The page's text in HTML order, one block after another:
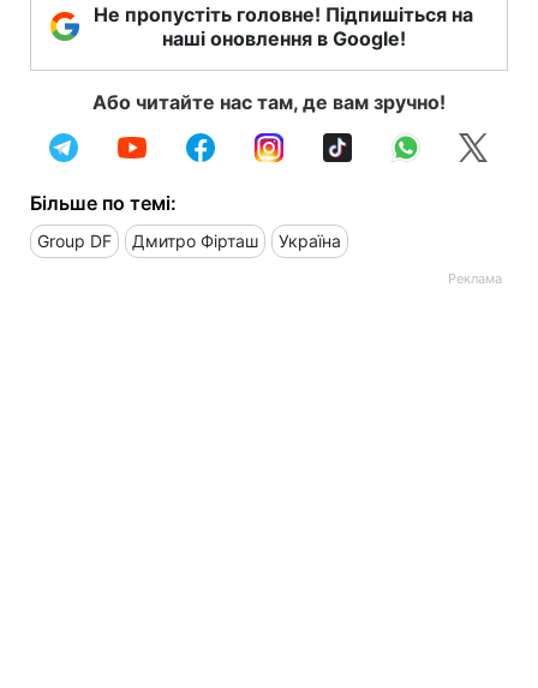
Не пропустіть головне! Підпишіться на
наші оновлення в Google!
Або читайте нас там, де вам зручно!
Більше по темі:
Group DF Дмитро Фірташ Україна